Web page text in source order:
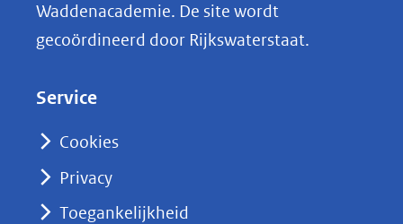
k
e
nieuw
Waddenacademie. De site wordt
gecoördineerd door Rijkswaterstaat.
Service
Cookies
Privacy
Toegankelijkheid